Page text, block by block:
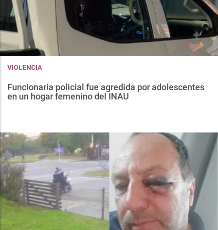
VIOLENCIA
Funcionaria policial fue agredida por adolescentes
en un hogar femenino del INAU